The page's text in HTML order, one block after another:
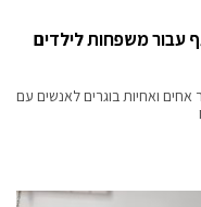
משפחות לילדים
ואחיות בוגרים לאנשים עם